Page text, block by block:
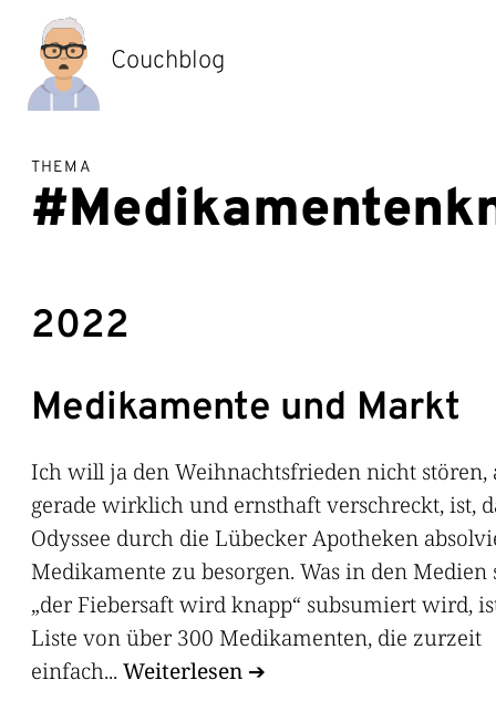
Inhalt
springen
Couchblog
THEMA
2022
Medikamente und Markt
Ich will ja den Weihnachtsfrieden nicht stören,
gerade wirklich und ernsthaft verschreckt, ist,
Odyssee durch die Lübecker Apotheken
Medikamente zu besorgen. Was in den
„der Fiebersaft wird knapp“ subsumiert wird,
Liste von über 300 Medikamenten, die zurzeit
einfach... Weiterlesen